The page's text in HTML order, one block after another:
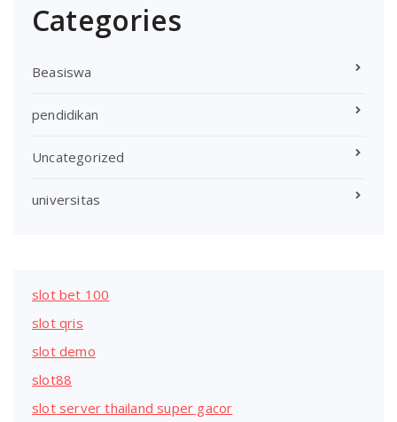
Categories
Beasiswa
pendidikan
Uncategorized
universitas
slot bet 100
slot qris
slot demo
slot88
slot server thailand super gacor